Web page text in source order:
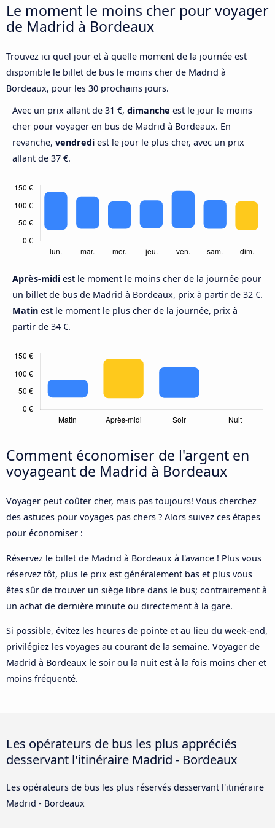
Le moment le moins cher pour voyager
de Madrid à Bordeaux
Trouvez ici quel jour et à quelle moment de la journée est
disponible le billet de bus le moins cher de Madrid à
Bordeaux, pour les 30 prochains jours.
Avec un prix allant de 31 €, dimanche est le jour le moins
cher pour voyager en bus de Madrid à Bordeaux. En
revanche, vendredi est le jour le plus cher, avec un prix
allant de 37 €.
Après-midi est le moment le moins cher de la journée pour
un billet de bus de Madrid à Bordeaux, prix à partir de 32 €.
Matin est le moment le plus cher de la journée, prix à
partir de 34 €.
Comment économiser de l'argent en
voyageant de Madrid à Bordeaux
Voyager peut coûter cher, mais pas toujours! Vous cherchez
des astuces pour voyages pas chers ? Alors suivez ces étapes
pour économiser :
Réservez le billet de Madrid à Bordeaux à l'avance ! Plus vous
réservez tôt, plus le prix est généralement bas et plus vous
êtes sûr de trouver un siège libre dans le bus; contrairement à
un achat de dernière minute ou directement à la gare.
Si possible, évitez les heures de pointe et au lieu du week-end,
privilégiez les voyages au courant de la semaine. Voyager de
Madrid à Bordeaux le soir ou la nuit est à la fois moins cher et
moins fréquenté.
Les opérateurs de bus les plus appréciés
desservant l'itinéraire Madrid - Bordeaux
Les opérateurs de bus les plus réservés desservant l'itinéraire
Madrid - Bordeaux